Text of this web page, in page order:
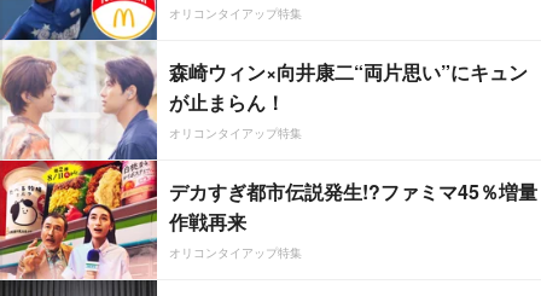
オリコンタイアップ特集
森崎ウィン×向井康二“両片思い”にキュン
が止まらん！
オリコンタイアップ特集
デカすぎ都市伝説発生!?ファミマ45％増量
作戦再来
オリコンタイアップ特集